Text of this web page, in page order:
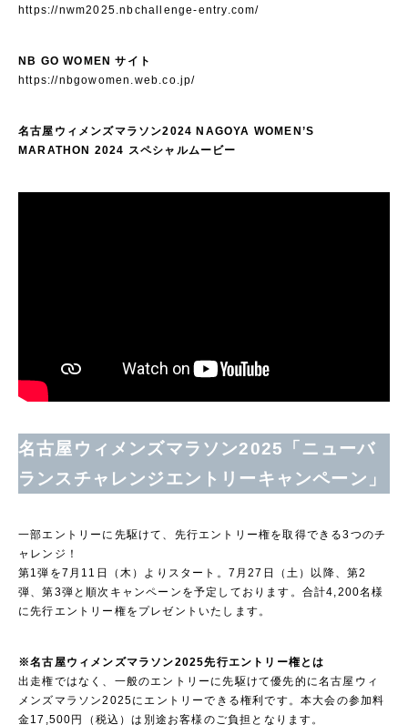
https://nwm2025.nbchallenge-entry.com/
NB GO WOMEN サイト
https://nbgowomen.web.co.jp/
名古屋ウィメンズマラソン2024 NAGOYA WOMEN’S
MARATHON 2024 スペシャルムービー
名古屋ウィメンズマラソン2025「ニューバ
ランスチャレンジエントリーキャンペーン」
一部エントリーに先駆けて、先行エントリー権を取得できる3つのチ
ャレンジ！
第1弾を7月11日（木）よりスタート。7月27日（土）以降、第2
弾、第3弾と順次キャンペーンを予定しております。合計4,200名様
に先行エントリー権をプレゼントいたします。
※名古屋ウィメンズマラソン2025先行エントリー権とは
出走権ではなく、一般のエントリーに先駆けて優先的に名古屋ウィ
メンズマラソン2025にエントリーできる権利です。本大会の参加料
金17,500円（税込）は別途お客様のご負担となります。